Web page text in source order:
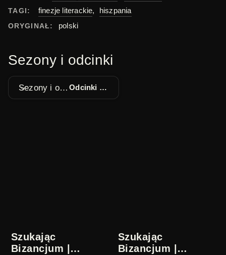
TAGI: finezje literackie, hiszpania
ORYGINAŁ: polski
Sezony i odcinki
Sezony i odcinki Odcinki 1 - 22
Szukając
Bizancjum |
Szukając
Bizancjum |